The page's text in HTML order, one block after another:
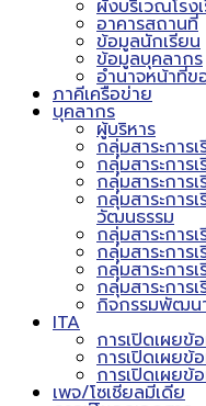
ผังบริเวณโรง
อาคารสถานที่
ข้อมูลนักเรียน
ข้อมูลบุคลากร
อำนาจหน้าที่
ภาคีเครือข่าย
บุคลากร
ผู้บริหาร
กลุ่มสาระการ
กลุ่มสาระกา
กลุ่มสาระการ
กลุ่มสาระการ
วัฒนธรรม
กลุ่มสาระการ
กลุ่มสาระการ
กลุ่มสาระการ
กลุ่มสาระการ
กิจกรรมพัฒน
ITA
การเปิดเผย
การเปิดเผย
การเปิดเผย
เพจ/โซเชียลมีเดีย